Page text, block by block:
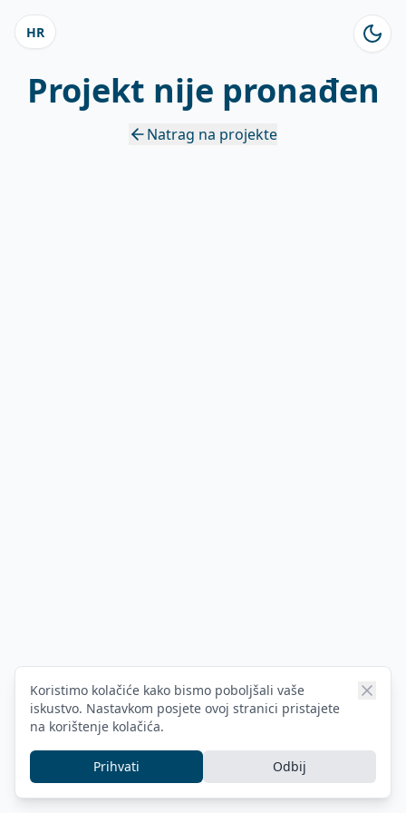
HR
Projekt nije pronađen
Natrag na projekte
Koristimo kolačiće kako bismo poboljšali vaše
iskustvo. Nastavkom posjete ovoj stranici pristajete
na korištenje kolačića.
Prihvati Odbij